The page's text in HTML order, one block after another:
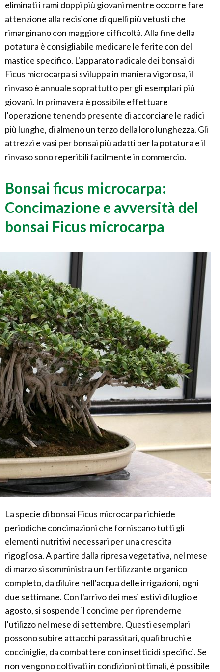
eliminati i rami doppi più giovani mentre occorre fare
attenzione alla recisione di quelli più vetusti che
rimarginano con maggiore difficoltà. Alla fine della
potatura è consigliabile medicare le ferite con del
mastice specifico. L'apparato radicale dei bonsai di
Ficus microcarpa si sviluppa in maniera vigorosa, il
rinvaso è annuale soprattutto per gli esemplari più
giovani. In primavera è possibile effettuare
l'operazione tenendo presente di accorciare le radici
più lunghe, di almeno un terzo della loro lunghezza. Gli
attrezzi e vasi per bonsai più adatti per la potatura e il
rinvaso sono reperibili facilmente in commercio.
Bonsai ficus microcarpa:
Concimazione e avversità del
bonsai Ficus microcarpa
La specie di bonsai Ficus microcarpa richiede
periodiche concimazioni che forniscano tutti gli
elementi nutritivi necessari per una crescita
rigogliosa. A partire dalla ripresa vegetativa, nel mese
di marzo si somministra un fertilizzante organico
completo, da diluire nell'acqua delle irrigazioni, ogni
due settimane. Con l'arrivo dei mesi estivi di luglio e
agosto, si sospende il concime per riprenderne
l'utilizzo nel mese di settembre. Questi esemplari
possono subire attacchi parassitari, quali bruchi e
cocciniglie, da combattere con insetticidi specifici. Se
non vengono coltivati in condizioni ottimali, è possibile